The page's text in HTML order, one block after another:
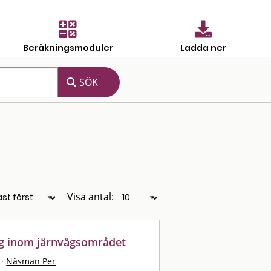
Beräkningsmoduler Ladda ner
Visa antal:
inom järnvägsområdet
· Näsman Per